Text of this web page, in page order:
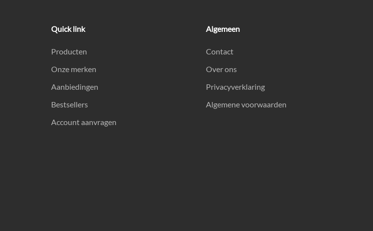
Quick link
Producten
Onze merken
Aanbiedingen
Bestsellers
Account aanvragen
Algemeen
Contact
Over ons
Privacyverklaring
Algemene voorwaarden